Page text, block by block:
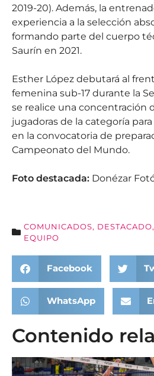
2019-20). Además, la
experiencia a la selección
formando parte del cuerpo
Saurín en 2021.
Esther López debutará al
femenina sub-17 durante la
se realice una concentración
jugadoras de la categoría
en la convocatoria de
Campeonato del Mundo.
Foto destacada: Donézar
COMUNICADOS, DESTACADO,
EQUIPO
Facebook
WhatsApp
Contenido